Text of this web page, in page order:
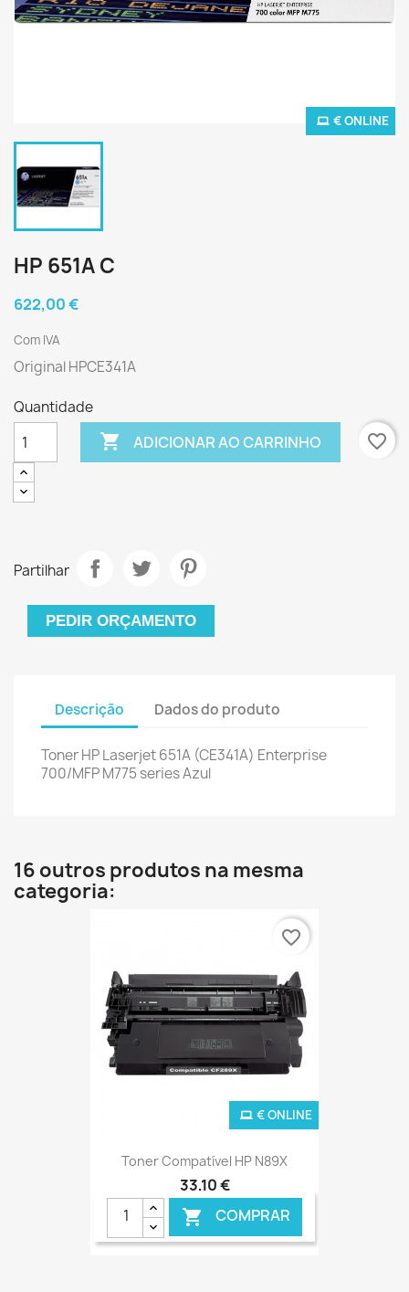
€ ONLINE
HP 651A C
622,00 €
Com IVA
Original HPCE341A
Quantidade
 ADICIONAR AO CARRINHO favorite_border
Partilhar
PEDIR ORÇAMENTO
Descrição Dados do produto
Toner HP Laserjet 651A (CE341A) Enterprise
700/MFP M775 series Azul
16 outros produtos na mesma
categoria:
Toner Compatível HP N89X
33,10 €
 COMPRAR
€ ONLINE
favorite_border